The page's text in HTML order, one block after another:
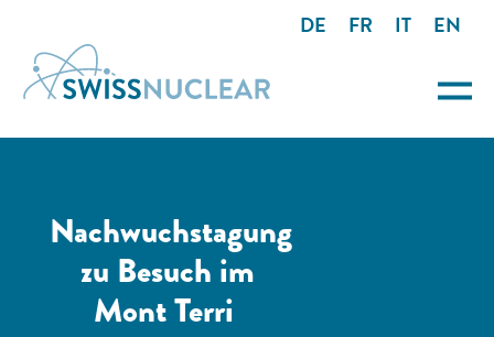
DE FR IT EN
Nachwuchstagung
zu Besuch im
Mont Terri